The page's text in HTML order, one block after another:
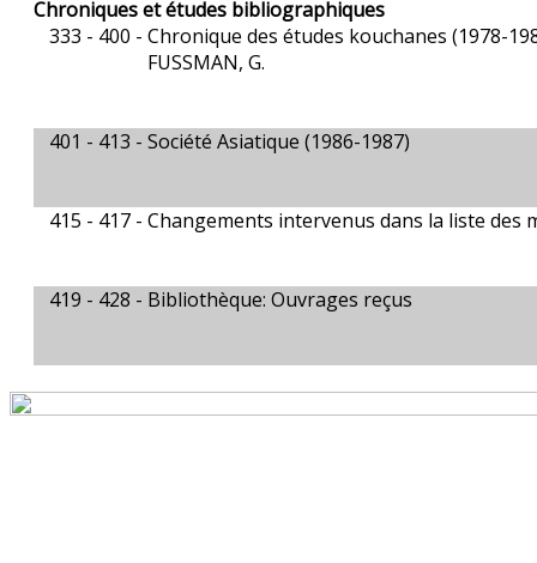
Chroniques et études bibliographiques
333 - 400 - Chronique des études kouchanes (1978-
FUSSMAN, G.
401 - 413 - Société Asiatique (1986-1987)
415 - 417 - Changements intervenus dans la liste des
419 - 428 - Bibliothèque: Ouvrages reçus